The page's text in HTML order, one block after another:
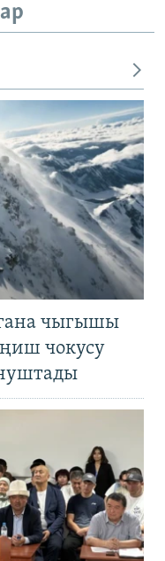
гана чыгышы
чокусу